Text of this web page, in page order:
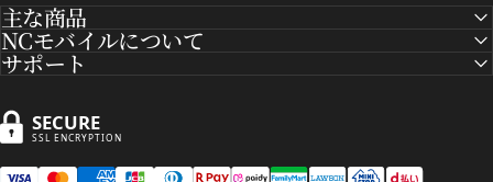
主な商品
NCモバイルについて
サポート
SECURE
SSL ENCRYPTION